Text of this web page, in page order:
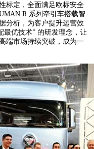
标定，全面满足欧标安全
R 系列牵引车搭载智
分析，为客户提升运营效
最优技术” 的研发理念，让
端市场持续突破，成为一